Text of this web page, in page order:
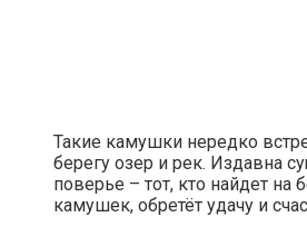
Такие камушки нередко
берегу озер и рек. Издавна
поверье – тот, кто найдет на
камушек, обретёт удачу и